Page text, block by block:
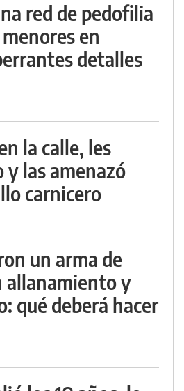
red de pedofilia
en
detalles
la calle, les
y las amenazó
carnicero
un arma de
allanamiento y
qué deberá hacer